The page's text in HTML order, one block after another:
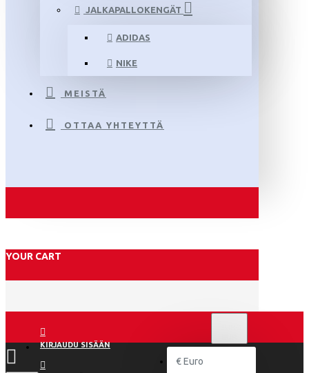
JALKAPALLOKENGÄT
ADIDAS
NIKE
MEISTÄ
OTTAA YHTEYTTÄ
YOUR CART
KIRJAUDU SISÄÄN
€ Euro